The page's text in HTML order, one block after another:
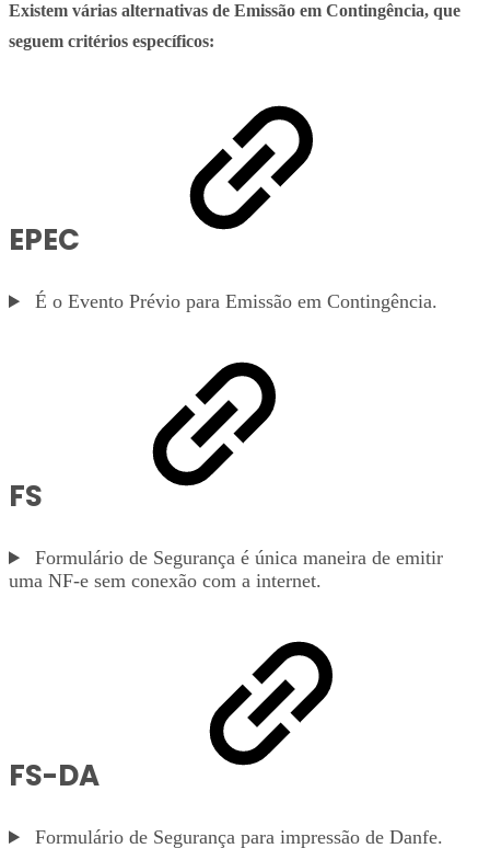
Existem várias alternativas de Emissão em Contingência, que
seguem critérios específicos:
EPEC
É o Evento Prévio para Emissão em Contingência.
FS
Formulário de Segurança é única maneira de emitir
uma NF-e sem conexão com a internet.
FS-DA
Formulário de Segurança para impressão de Danfe.